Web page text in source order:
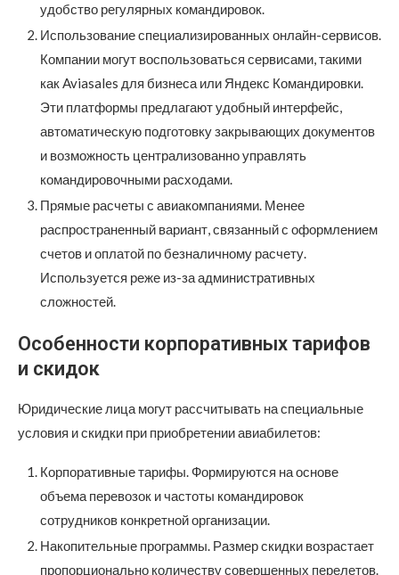
удобство регулярных командировок.
Использование специализированных онлайн-сервисов.
Компании могут воспользоваться сервисами, такими
как Aviasales для бизнеса или Яндекс Командировки.
Эти платформы предлагают удобный интерфейс,
автоматическую подготовку закрывающих документов
и возможность централизованно управлять
командировочными расходами.
Прямые расчеты с авиакомпаниями. Менее
распространенный вариант, связанный с оформлением
счетов и оплатой по безналичному расчету.
Используется реже из-за административных
сложностей.
Особенности корпоративных тарифов
и скидок
Юридические лица могут рассчитывать на специальные
условия и скидки при приобретении авиабилетов:
Корпоративные тарифы. Формируются на основе
объема перевозок и частоты командировок
сотрудников конкретной организации.
Накопительные программы. Размер скидки возрастает
пропорционально количеству совершенных перелетов.